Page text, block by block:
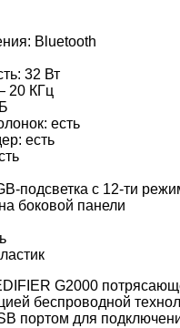
Bluetooth
32 Вт
20 КГц
есть
есть
подсветка с 12-ти
боковой панели
G2000
беспроводной
портом для